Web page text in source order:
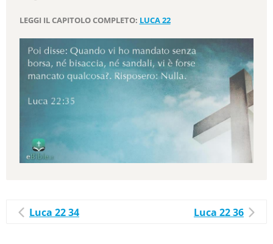
LEGGI IL CAPITOLO COMPLETO: LUCA 22
Luca 22 34 Luca 22 36